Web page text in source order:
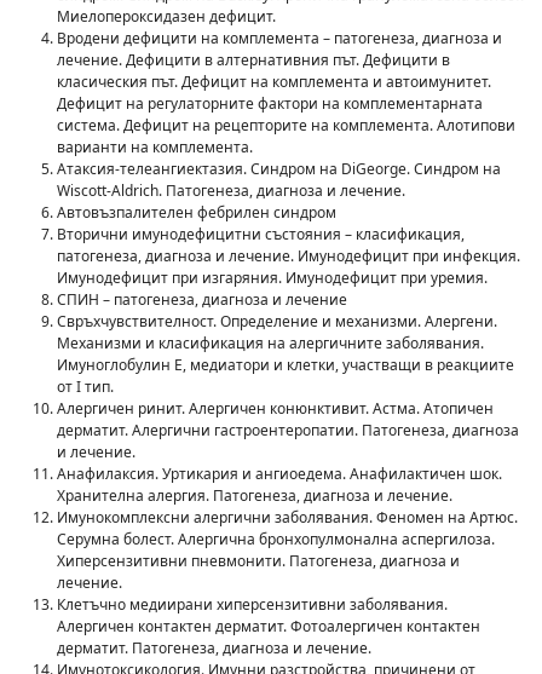
Миелопероксидазен дефицит.
Вродени дефицити на комплемента – патогенеза, диагноза и
лечение. Дефицити в алтернативния път. Дефицити в
класическия път. Дефицит на комплемента и автоимунитет.
Дефицит на регулаторните фактори на комплементарната
система. Дефицит на рецепторите на комплемента. Алотипови
варианти на комплемента.
Атаксия-телеангиектазия. Синдром на DiGeorge. Синдром на
Wiscott-Aldrich. Патогенеза, диагноза и лечение.
Автовъзпалителен фебрилен синдром
Вторични имунодефицитни състояния – класификация,
патогенеза, диагноза и лечение. Имунодефицит при инфекция.
Имунодефицит при изгаряния. Имунодефицит при уремия.
СПИН – патогенеза, диагноза и лечение
Свръхчувствителност. Определение и механизми. Алергени.
Механизми и класификация на алергичните заболявания.
Имуноглобулин Е, медиатори и клетки, участващи в реакциите
от I тип.
Алергичен ринит. Алергичен конюнктивит. Астма. Атопичен
дерматит. Алергични гастроентеропатии. Патогенеза, диагноза
и лечение.
Анафилаксия. Уртикария и ангиоедема. Анафилактичен шок.
Хранителна алергия. Патогенеза, диагноза и лечение.
Имунокомплексни алергични заболявания. Феномен на Артюс.
Серумна болест. Алергична бронхопулмонална аспергилоза.
Хиперсензитивни пневмонити. Патогенеза, диагноза и
лечение.
Клетъчно медиирани хиперсензитивни заболявания.
Алергичен контактен дерматит. Фотоалергичен контактен
дерматит. Патогенеза, диагноза и лечение.
Имунотоксикология. Имунни разстройства, причинени от